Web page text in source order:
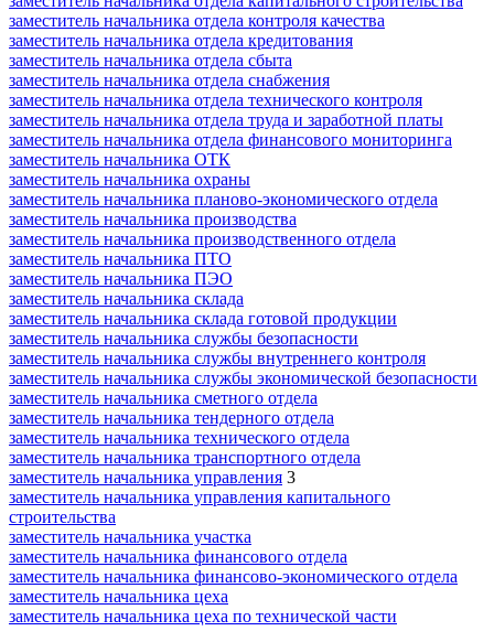
заместитель начальника отдела контроля качества
заместитель начальника отдела кредитования
заместитель начальника отдела сбыта
заместитель начальника отдела снабжения
заместитель начальника отдела технического контроля
заместитель начальника отдела труда и заработной платы
заместитель начальника отдела финансового мониторинга
заместитель начальника ОТК
заместитель начальника охраны
заместитель начальника планово-экономического отдела
заместитель начальника производства
заместитель начальника производственного отдела
заместитель начальника ПТО
заместитель начальника ПЭО
заместитель начальника склада
заместитель начальника склада готовой продукции
заместитель начальника службы безопасности
заместитель начальника службы внутреннего контроля
заместитель начальника службы экономической безопасности
заместитель начальника сметного отдела
заместитель начальника тендерного отдела
заместитель начальника технического отдела
заместитель начальника транспортного отдела
заместитель начальника управления 3
заместитель начальника управления капитального
строительства
заместитель начальника участка
заместитель начальника финансового отдела
заместитель начальника финансово-экономического отдела
заместитель начальника цеха
заместитель начальника цеха по технической части